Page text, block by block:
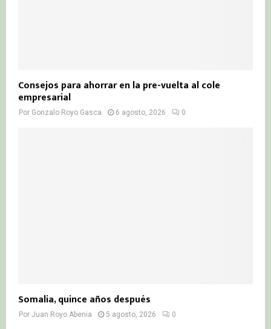
Consejos para ahorrar en la pre-vuelta al cole
empresarial
Por Gonzalo Royo Gasca 6 agosto, 2026 0
Somalia, quince años después
Por Juan Royo Abenia 5 agosto, 2026 0